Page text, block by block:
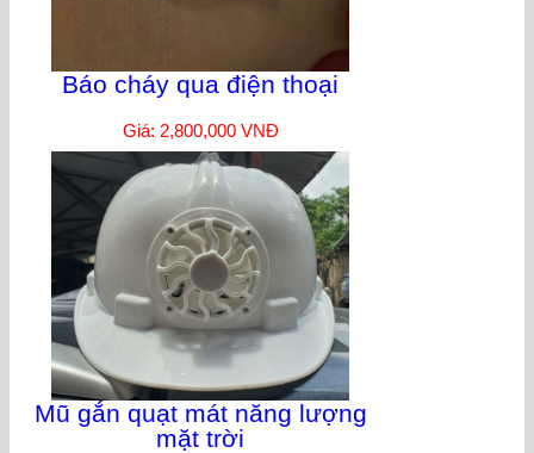
Báo cháy qua điện thoại
Giá: 2,800,000 VNĐ
Mũ gắn quạt mát năng lượng
mặt trời